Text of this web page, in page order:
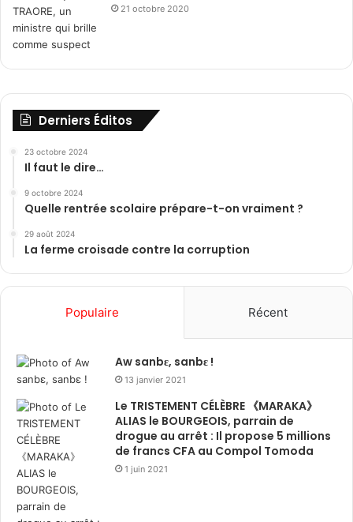
21 octobre 2020
Derniers Éditos
23 octobre 2024
Il faut le dire…
9 octobre 2024
Quelle rentrée scolaire prépare-t-on vraiment ?
29 août 2024
La ferme croisade contre la corruption
Populaire Récent
Aw sanbɛ, sanbɛ !
13 janvier 2021
Le TRISTEMENT CÉLÈBRE 《MARAKA》
ALIAS le BOURGEOIS, parrain de
drogue au arrêt : Il propose 5 millions
de francs CFA au Compol Tomoda
1 juin 2021